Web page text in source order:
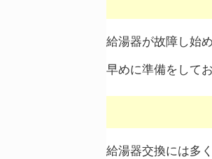
給湯器が故障し始
早めに準備をして
給湯器交換には多